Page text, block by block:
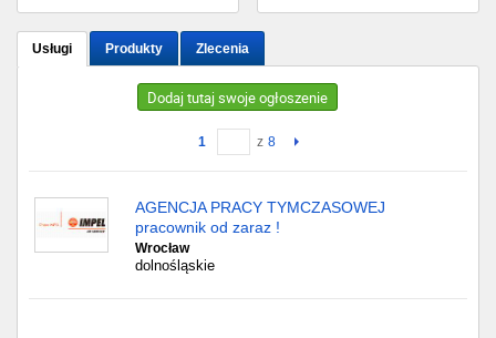
Usługi Produkty Zlecenia
Dodaj tutaj swoje ogłoszenie
1 z 8
AGENCJA PRACY TYMCZASOWEJ
pracownik od zaraz !
Wrocław
dolnośląskie
Łódź
Chorzów